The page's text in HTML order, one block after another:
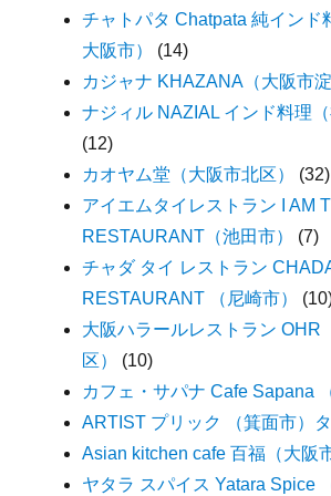
チャトパタ Chatpata 純インド
大阪市）
(14)
カジャナ KHAZANA（大阪市淀
ナジィル NAZIAL インド料理（
(12)
カオヤム堂（大阪市北区）
(32)
アイエムタイレストラン I AM
RESTAURANT（池田市）
(7)
チャダ タイ レストラン
RESTAURANT （尼崎市）
大阪ハラールレストラン OHR
区）
(10)
カフェ・サパナ Cafe Sapana
ARTIST プリック （箕面市）
Asian kitchen cafe 百福（大阪
ヤタラ スパイス Yatara Spice